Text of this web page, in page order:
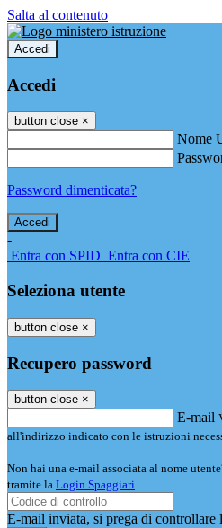
Salta al contenuto
Accedi
Accedi
button close ×
Nome
Password dimenticata?
-
Entra con SPID Entra con CIE
Seleziona utente
button close ×
Recupero password
button close ×
E-mail
all'indirizzo indicato con le istruzioni
Non hai una e-mail associata al nome
tramite la Login Spaggiari
E-mail inviata, si prega di controllare